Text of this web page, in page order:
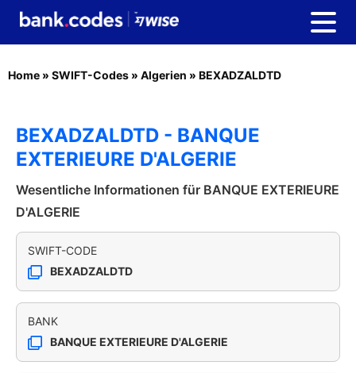
Home » SWIFT-Codes » Algerien » BEXADZALDTD
BEXADZALDTD - BANQUE
EXTERIEURE D'ALGERIE
Wesentliche Informationen für BANQUE EXTERIEURE
D'ALGERIE
SWIFT-CODE
BEXADZALDTD
BANK
BANQUE EXTERIEURE D'ALGERIE